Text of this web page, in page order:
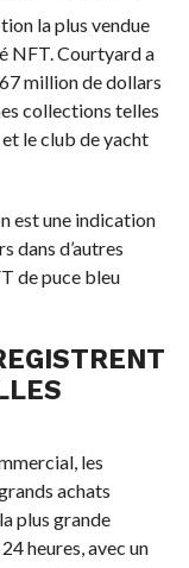
la plus vendue
NFT. Courtyard a
million de dollars
collections telles
le club de yacht
est une indication
dans d’autres
de puce bleu
les
achats
plus grande
heures, avec un